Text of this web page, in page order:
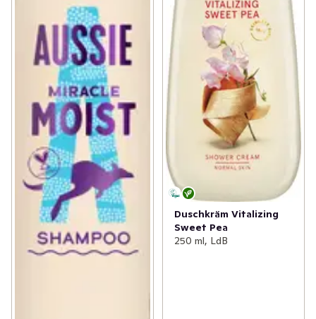
Duschkräm Vitalizing
Sweet Pea
250 ml, LdB